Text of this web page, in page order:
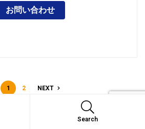
お問い合わせ
1 2 NEXT
Search